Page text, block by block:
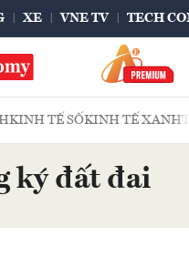
XE VNE TV TECH
KINH TẾ SỐKINH TẾ XANH
ký đất đai